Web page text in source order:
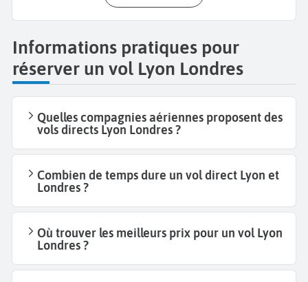
Informations pratiques pour
réserver un vol Lyon Londres
Quelles compagnies aériennes proposent des
vols directs Lyon Londres ?
Combien de temps dure un vol direct Lyon et
Londres ?
Où trouver les meilleurs prix pour un vol Lyon
Londres ?